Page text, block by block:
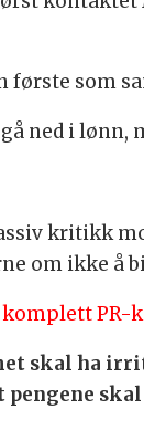
første som
ned i lønn,
kritikk
om ikke å
komplett
skal ha
pengene